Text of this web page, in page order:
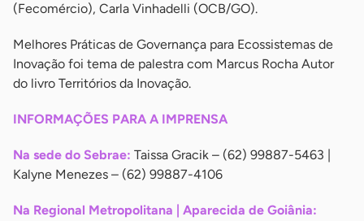
(Fecomércio), Carla Vinhadelli (OCB/GO).
Melhores Práticas de Governança para Ecossistemas de
Inovação foi tema de palestra com Marcus Rocha Autor
do livro Territórios da Inovação.
INFORMAÇÕES PARA A IMPRENSA
Na sede do Sebrae: Taissa Gracik – (62) 99887-5463 |
Kalyne Menezes – (62) 99887-4106
Na Regional Metropolitana | Aparecida de Goiânia: